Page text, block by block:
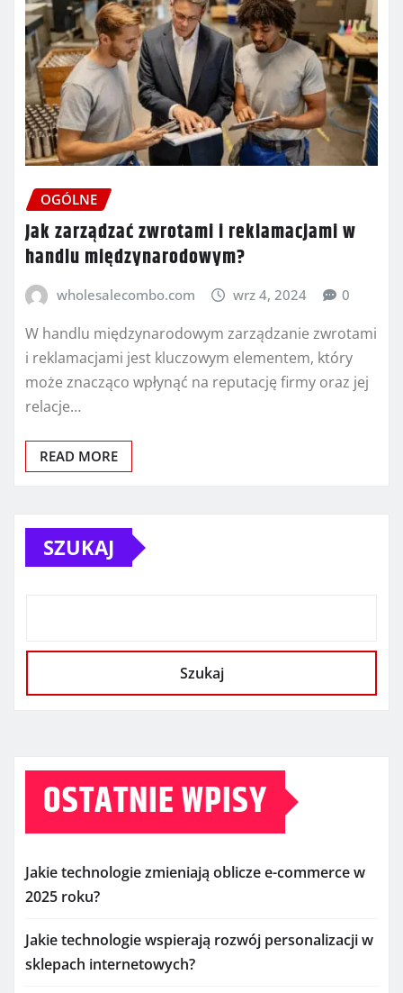
OGÓLNE
Jak zarządzać zwrotami i reklamacjami w
handlu międzynarodowym?
wholesalecombo.com wrz 4, 2024 0
W handlu międzynarodowym zarządzanie zwrotami
i reklamacjami jest kluczowym elementem, który
może znacząco wpłynąć na reputację firmy oraz jej
relacje…
READ MORE
SZUKAJ
Szukaj
OSTATNIE WPISY
Jakie technologie zmieniają oblicze e-commerce w
2025 roku?
Jakie technologie wspierają rozwój personalizacji w
sklepach internetowych?